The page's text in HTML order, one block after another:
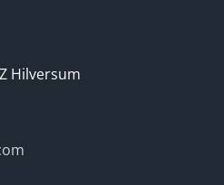
Hilversum